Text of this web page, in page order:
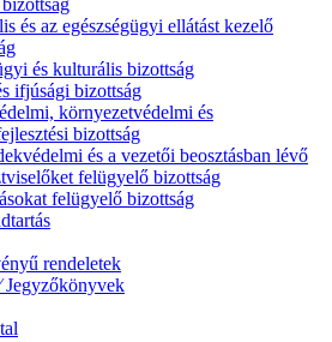
és az egészségügyi ellátást kezelő
és kulturális bizottság
ifjúsági bizottság
környezetvédelmi és
bizottság
és a vezetői beosztásban lévő
felügyelő bizottság
felügyelő bizottság
rendeletek
Jegyzőkönyvek